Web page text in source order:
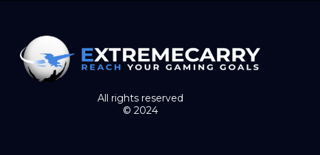
All rights reserved
© 2024